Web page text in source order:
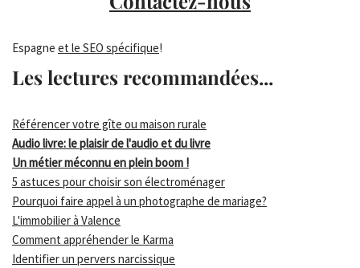
Espagne et le SEO spécifique!
Les lectures recommandées...
Référencer votre gîte ou maison rurale
Audio livre: le plaisir de l'audio et du livre
Un métier méconnu en plein boom !
5 astuces pour choisir son électroménager
Pourquoi faire appel à un photographe de mariage?
L'immobilier à Valence
Comment appréhender le Karma
Identifier un pervers narcissique